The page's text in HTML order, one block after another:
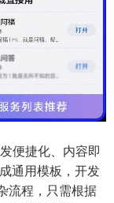
便捷化、内容即
通用模板，开发
流程，只需根据